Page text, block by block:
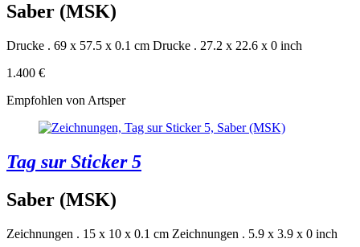
Saber (MSK)
Drucke . 69 x 57.5 x 0.1 cm Drucke . 27.2 x 22.6 x 0 inch
1.400 €
Empfohlen von Artsper
Tag sur Sticker 5
Saber (MSK)
Zeichnungen . 15 x 10 x 0.1 cm Zeichnungen . 5.9 x 3.9 x 0 inch